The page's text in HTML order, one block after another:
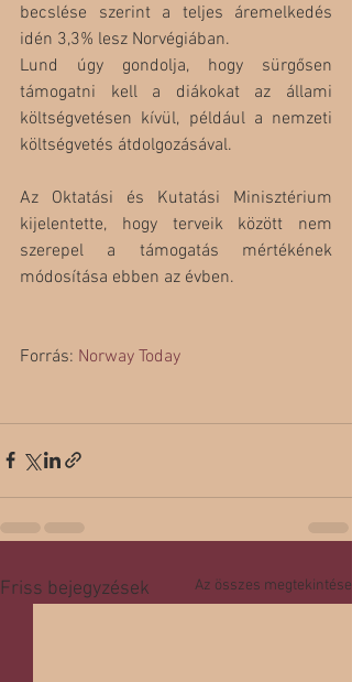
becslése szerint a teljes áremelkedés
idén 3,3% lesz Norvégiában.
Lund úgy gondolja, hogy sürgősen
támogatni kell a diákokat az állami
költségvetésen kívül, például a nemzeti
költségvetés átdolgozásával.
Az Oktatási és Kutatási Minisztérium
kijelentette, hogy terveik között nem
szerepel a támogatás mértékének
módosítása ebben az évben.
Forrás: Norway Today
Friss bejegyzések Az összes megtekintése